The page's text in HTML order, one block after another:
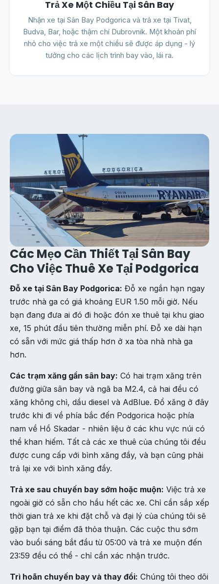
Trả Xe Một Chiều Tại Sân Bay
Nhận xe tại Sân Bay Podgorica và trả xe tại Tivat,
Budva, Bar, hoặc thậm chí Dubrovnik. Một khoản phí
nhỏ cho việc trả xe một chiều sẽ được áp dụng - lý
tưởng cho các lịch trình bay vào, lái ra.
Các Mẹo Cần Thiết Tại Sân Bay
Cho Việc Thuê Xe Tại Podgorica
Đỗ xe tại Sân Bay Podgorica: Đỗ xe ngắn hạn ngay
trước nhà ga có giá khoảng EUR 1.50 mỗi giờ. Nếu
bạn đang đưa ai đó đi hoặc đón xe thuê tại khu giao
xe, 15 phút đầu tiên thường miễn phí. Đỗ xe dài hạn
có sẵn với mức giá thấp hơn ở xa tòa nhà nhà ga
hơn.
Các trạm xăng gần sân bay: Có hai trạm xăng trên
đường giữa sân bay và ngã ba M2.4, cả hai đều có
xăng không chì, dầu diesel và AdBlue. Đổ xăng ở đây
trước khi đi về phía bắc đến Podgorica hoặc phía
nam về Hồ Skadar - nhiên liệu ở các khu vực núi có
thể khan hiếm. Tất cả các xe thuê của chúng tôi đều
được cung cấp với bình xăng đầy, và bạn cũng phải
trả lại xe với bình xăng đầy.
Trả xe sau chuyến bay sớm hoặc muộn: Việc trả xe
ngoài giờ có sẵn cho hầu hết các xe. Chỉ cần sắp xếp
thời gian trả xe khi đặt chỗ và đại lý của chúng tôi sẽ
gặp bạn tại điểm đã thỏa thuận. Các cuộc thu sớm
vào buổi sáng bắt đầu từ 05:00 và trả xe muộn đến
23:59 đều có thể - chỉ cần xác nhận trước.
Trì hoãn chuyến bay và thay đổi: Chúng tôi theo dõi